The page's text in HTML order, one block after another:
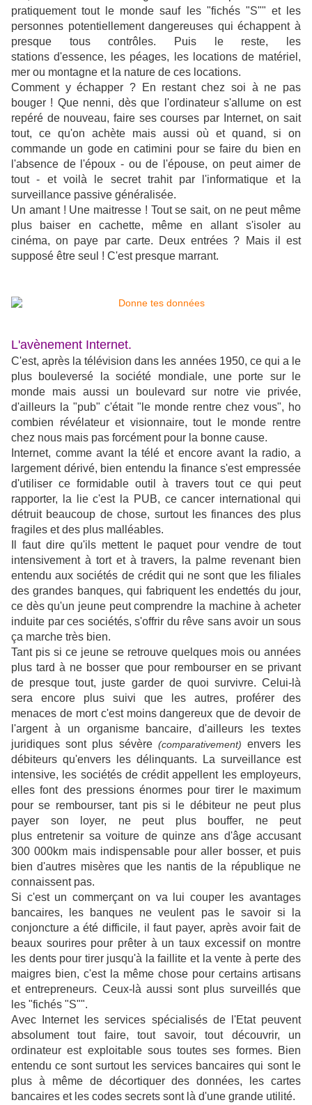
pratiquement tout le monde sauf les "fichés "S"" et les
personnes potentiellement dangereuses qui échappent à
presque tous contrôles. Puis le reste, les
stations d'essence, les péages, les locations de matériel,
mer ou montagne et la nature de ces locations.
Comment y échapper ? En restant chez soi à ne pas
bouger ! Que nenni, dès que l'ordinateur s'allume on est
repéré de nouveau, faire ses courses par Internet, on sait
tout, ce qu'on achète mais aussi où et quand, si on
commande un gode en catimini pour se faire du bien en
l'absence de l'époux - ou de l'épouse, on peut aimer de
tout - et voilà le secret trahit par l'informatique et la
surveillance passive généralisée.
Un amant ! Une maitresse ! Tout se sait, on ne peut même
plus baiser en cachette, même en allant s'isoler au
cinéma, on paye par carte. Deux entrées ? Mais il est
supposé être seul ! C'est presque marrant.
L'avènement Internet.
C'est, après la télévision dans les années 1950, ce qui a le
plus bouleversé la société mondiale, une porte sur le
monde mais aussi un boulevard sur notre vie privée,
d'ailleurs la "pub" c'était "le monde rentre chez vous", ho
combien révélateur et visionnaire, tout le monde rentre
chez nous mais pas forcément pour la bonne cause.
Internet, comme avant la télé et encore avant la radio, a
largement dérivé, bien entendu la finance s'est empressée
d'utiliser ce formidable outil à travers tout ce qui peut
rapporter, la lie c'est la PUB, ce cancer international qui
détruit beaucoup de chose, surtout les finances des plus
fragiles et des plus malléables.
Il faut dire qu'ils mettent le paquet pour vendre de tout
intensivement à tort et à travers, la palme revenant bien
entendu aux sociétés de crédit qui ne sont que les filiales
des grandes banques, qui fabriquent les endettés du jour,
ce dès qu'un jeune peut comprendre la machine à acheter
induite par ces sociétés, s'offrir du rêve sans avoir un sous
ça marche très bien.
Tant pis si ce jeune se retrouve quelques mois ou années
plus tard à ne bosser que pour rembourser en se privant
de presque tout, juste garder de quoi survivre. Celui-là
sera encore plus suivi que les autres, proférer des
menaces de mort c'est moins dangereux que de devoir de
l'argent à un organisme bancaire, d'ailleurs les textes
juridiques sont plus sévère (comparativement) envers les
débiteurs qu'envers les délinquants. La surveillance est
intensive, les sociétés de crédit appellent les employeurs,
elles font des pressions énormes pour tirer le maximum
pour se rembourser, tant pis si le débiteur ne peut plus
payer son loyer, ne peut plus bouffer, ne peut
plus entretenir sa voiture de quinze ans d'âge accusant
300 000km mais indispensable pour aller bosser, et puis
bien d'autres misères que les nantis de la république ne
connaissent pas.
Si c'est un commerçant on va lui couper les avantages
bancaires, les banques ne veulent pas le savoir si la
conjoncture a été difficile, il faut payer, après avoir fait de
beaux sourires pour prêter à un taux excessif on montre
les dents pour tirer jusqu'à la faillite et la vente à perte des
maigres bien, c'est la même chose pour certains artisans
et entrepreneurs. Ceux-là aussi sont plus surveillés que
les "fichés "S"".
Avec Internet les services spécialisés de l'Etat peuvent
absolument tout faire, tout savoir, tout découvrir, un
ordinateur est exploitable sous toutes ses formes. Bien
entendu ce sont surtout les services bancaires qui sont le
plus à même de décortiquer des données, les cartes
bancaires et les codes secrets sont là d'une grande utilité.